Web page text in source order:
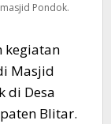
Pondok.
kegiatan
Masjid
di Desa
Blitar.